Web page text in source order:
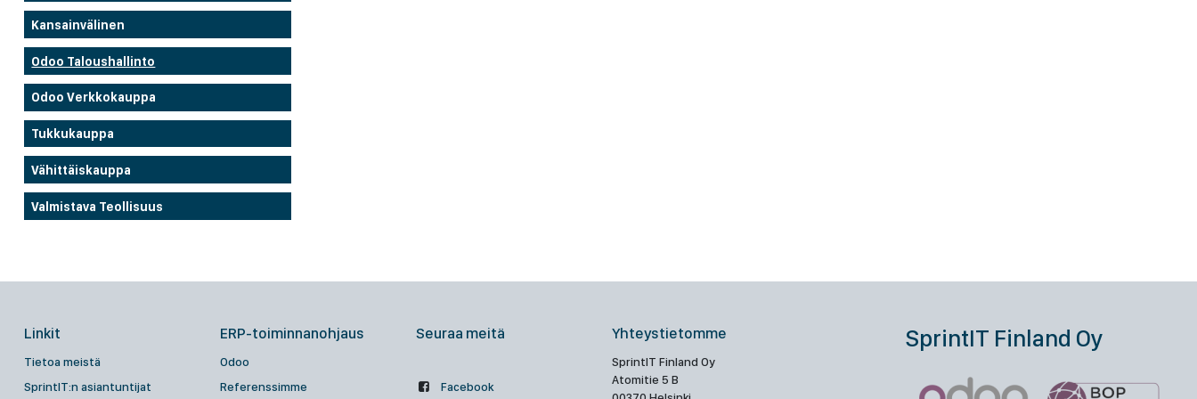
Kansainvälinen
Odoo Taloushallinto
Odoo Verkkokauppa
Tukkukauppa
Vähittäiskauppa
Valmistava Teollisuus
Linkit
Tietoa meistä
SprintIT:n asiantuntijat
ERP-toiminnanohjaus
Odoo
Referenssimme
Seuraa meitä
Facebook
Yhteystietomme
SprintIT Finland Oy
Atomitie 5 B
SprintIT Finland Oy